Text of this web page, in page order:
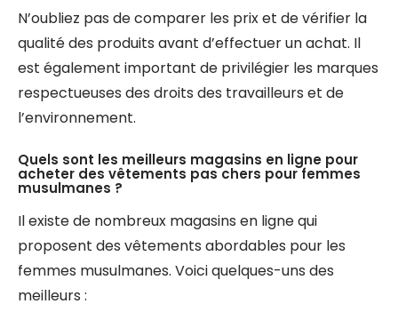
N’oubliez pas de comparer les prix et de vérifier la
qualité des produits avant d’effectuer un achat. Il
est également important de privilégier les marques
respectueuses des droits des travailleurs et de
l’environnement.
Quels sont les meilleurs magasins en ligne pour
acheter des vêtements pas chers pour femmes
musulmanes ?
Il existe de nombreux magasins en ligne qui
proposent des vêtements abordables pour les
femmes musulmanes. Voici quelques-uns des
meilleurs :